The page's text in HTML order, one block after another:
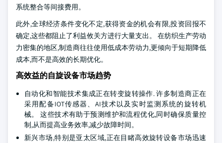
系统整合等间接费用。
此外,全球经济条件变化不定,获得资金的机会有限,投资回报不
确定,这些都阻止了利益攸关方进行大量支出。 在纺织生产劳动
力密集的地区,制造商往往使用低成本劳动力,更倾向于短期降低
成本,而不是高效的长期优化。
高效益的自旋设备市场趋势
自动化和智能技术集成正在转变旋转操作. 许多制造商正在
采用配备IOT传感器、AI技术以及实时监测系统的旋转机
械。 这些技术有助于预测维护和流程优化,同时确保质量控
制,从而提高业务效率,减少故障时间。
新兴市场,特别是亚太区域,正在目睹高效旋转设备市场迅速